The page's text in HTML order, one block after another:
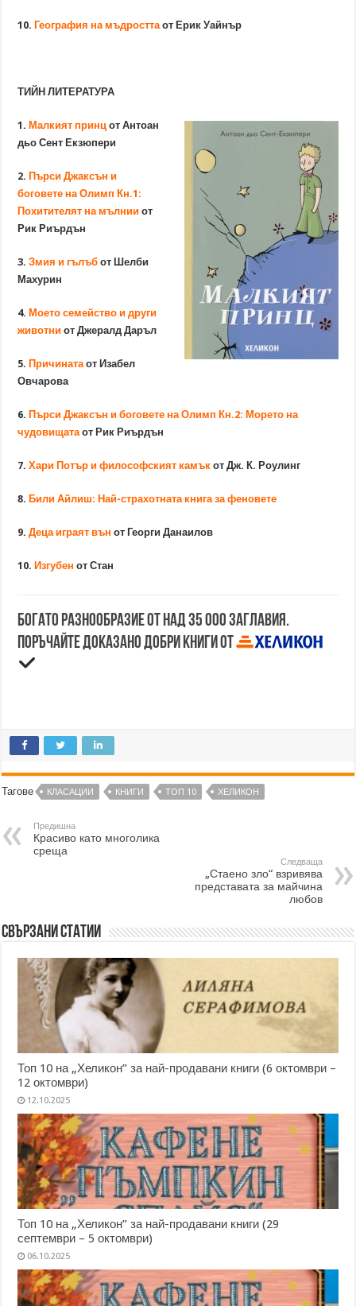
10. География на мъдросттаот Ерик Уайнър
ТИЙН ЛИТЕРАТУРА
1. Малкият принц от Антоан
дьо Сент Екзюпери
2. Пърси Джаксън и
боговете на Олимп Кн.1:
Похитителят на мълнии от
Рик Риърдън
3.Змия и гълъб от Шелби
Махурин
4. Моето семейство и други
животниот Джералд Даръл
5. Причинатаот Изабел
Овчарова
6. Пърси Джаксън и боговете на Олимп Кн.2: Морето на
чудовищатаот Рик Риърдън
7.Хари Потър и философският камък от Дж. К. Роулинг
8. Били Айлиш: Най-страхотната книга за феновете
9. Деца играят вън от Георги Данаилов
10. Изгубен от Стан
Богато разнообразие от над 35 000 заглавия.
Поръчайте доказано добри книги от
Тагове КЛАСАЦИИ КНИГИ ТОП 10 ХЕЛИКОН
Предишна
Красиво като многолика
среща
Следваща
„Стаено зло“ взривява
представата за майчина
любов
Свързани статии
Топ 10 на „Хеликон” за най-продавани книги (6 октомври –
12 октомври)
12.10.2025
Топ 10 на „Хеликон” за най-продавани книги (29
септември – 5 октомври)
06.10.2025